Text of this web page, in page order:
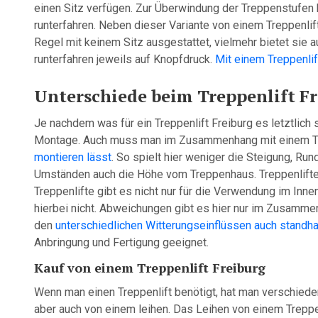
einen Sitz verfügen. Zur Überwindung der
runterfahren. Neben dieser Variante von einem
Regel mit keinem Sitz ausgestattet, vielmehr bietet sie
runterfahren jeweils auf Knopfdruck. Mit einem
Unterschiede beim Treppenlift
Je nachdem was für ein Treppenlift Freiburg es letztlich
Montage. Auch muss man im Zusammenhang mit
montieren lässt. So spielt hier weniger die Steigung,
Umständen auch die Höhe vom Treppenhaus.
Treppenlifte gibt es nicht nur für die Verwendung im
hierbei nicht. Abweichungen gibt es hier nur im
den unterschiedlichen Witterungseinflüssen auch
Anbringung und Fertigung geeignet.
Kauf von einem Treppenlift Freiburg
Wenn man einen Treppenlift benötigt, hat man
aber auch von einem leihen. Das Leihen von einem